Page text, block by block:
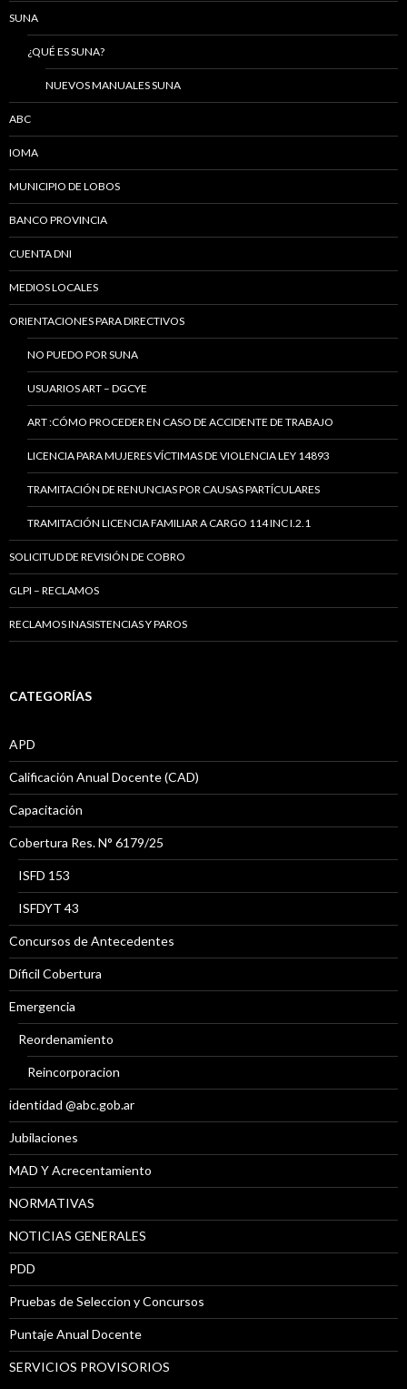
SUNA
¿QUÉ ES SUNA?
NUEVOS MANUALES SUNA
ABC
IOMA
MUNICIPIO DE LOBOS
BANCO PROVINCIA
CUENTA DNI
MEDIOS LOCALES
ORIENTACIONES PARA DIRECTIVOS
NO PUEDO POR SUNA
USUARIOS ART – DGCYE
ART :CÓMO PROCEDER EN CASO DE ACCIDENTE DE TRABAJO
LICENCIA PARA MUJERES VÍCTIMAS DE VIOLENCIA LEY 14893
TRAMITACIÓN DE RENUNCIAS POR CAUSAS PARTÍCULARES
TRAMITACIÓN LICENCIA FAMILIAR A CARGO 114 INC I.2.1
SOLICITUD DE REVISIÓN DE COBRO
GLPI – RECLAMOS
RECLAMOS INASISTENCIAS Y PAROS
CATEGORÍAS
APD
Calificación Anual Docente (CAD)
Capacitación
Cobertura Res. N° 6179/25
ISFD 153
ISFDYT 43
Concursos de Antecedentes
Díficil Cobertura
Emergencia
Reordenamiento
Reincorporacion
identidad @abc.gob.ar
Jubilaciones
MAD Y Acrecentamiento
NORMATIVAS
NOTICIAS GENERALES
PDD
Pruebas de Seleccion y Concursos
Puntaje Anual Docente
SERVICIOS PROVISORIOS